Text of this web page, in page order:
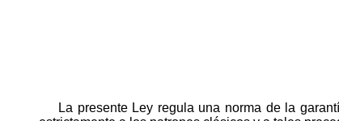
La presente Ley regula una norma de la